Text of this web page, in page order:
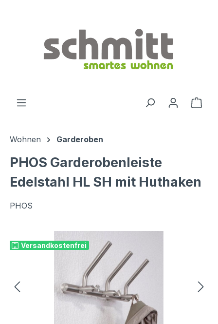
Wohnen Garderoben
PHOS Garderobenleiste
Edelstahl HL SH mit Huthaken
PHOS
Versandkostenfrei